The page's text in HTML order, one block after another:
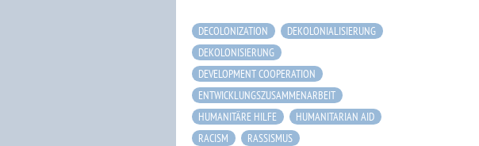
DECOLONIZATION
DEKOLONIALISIERUNG
DEKOLONISIERUNG
DEVELOPMENT COOPERATION
ENTWICKLUNGSZUSAMMENARBEIT
HUMANITÄRE HILFE
HUMANITARIAN AID
RACISM
RASSISMUS